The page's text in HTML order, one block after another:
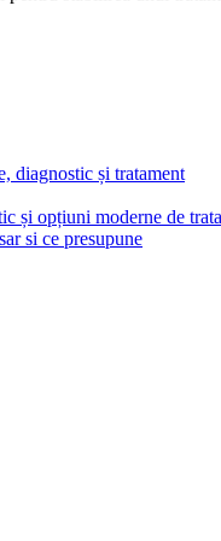
diagnostic și tratament
și opțiuni moderne de
si ce presupune